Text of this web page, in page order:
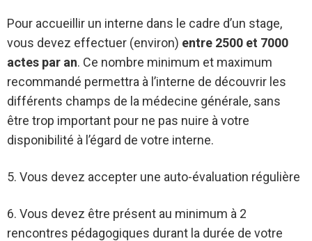
Pour accueillir un interne dans le cadre d’un stage,
vous devez effectuer (environ) entre 2500 et 7000
actes par an. Ce nombre minimum et maximum
recommandé permettra à l’interne de découvrir les
différents champs de la médecine générale, sans
être trop important pour ne pas nuire à votre
disponibilité à l’égard de votre interne.
5. Vous devez accepter une auto-évaluation régulière
6. Vous devez être présent au minimum à 2
rencontres pédagogiques durant la durée de votre